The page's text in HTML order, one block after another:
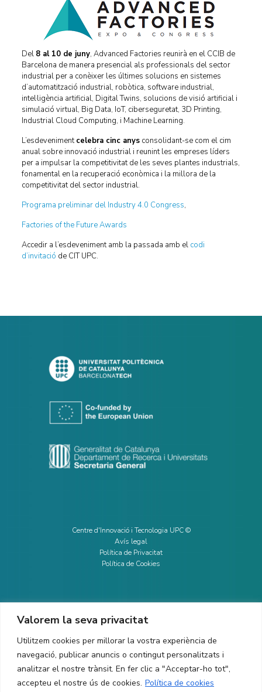
Valorem la seva privacitat
Utilitzem cookies per millorar la vostra experiència de
navegació, publicar anuncis o contingut personalitzats i
analitzar el nostre trànsit. En fer clic a "Acceptar-ho tot",
accepteu el nostre ús de cookies. Política de cookies
Del 8 al 10 de juny, Advanced Factories reunirà en el CCIB de
Barcelona de manera presencial als professionals del sector
industrial per a conèixer les últimes solucions en sistemes
d’automatització industrial, robòtica, software industrial,
intel·ligència artificial, Digital Twins, solucions de visió artificial i
simulació virtual, Big Data, IoT, ciberseguretat, 3D Printing,
Industrial Cloud Computing, i Machine Learning.
L’esdevenimentcelebra cinc anysconsolidant-se com el cim
anual sobre innovació industrial i reunint les empreses líders
per a impulsar la competitivitat de les seves plantes industrials,
fonamental en la recuperació econòmica i la millora de la
competitivitat del sector industrial.
Programa preliminar del Industry 4.0 Congress,
Factories of the Future Awards
Accedir a l’esdeveniment amb la passada amb el codi
d’invitació de CIT UPC.
Centre d'Innovació i Tecnologia UPC ©
Avís legal
Política de Privacitat
Política de Cookies
CONTACTE
Ed. K2M (Planta 1, Oficina 106)
C/ Jordi Girona 1-3
08034 Barcelona (Espanya)
+34 93 405 44 03